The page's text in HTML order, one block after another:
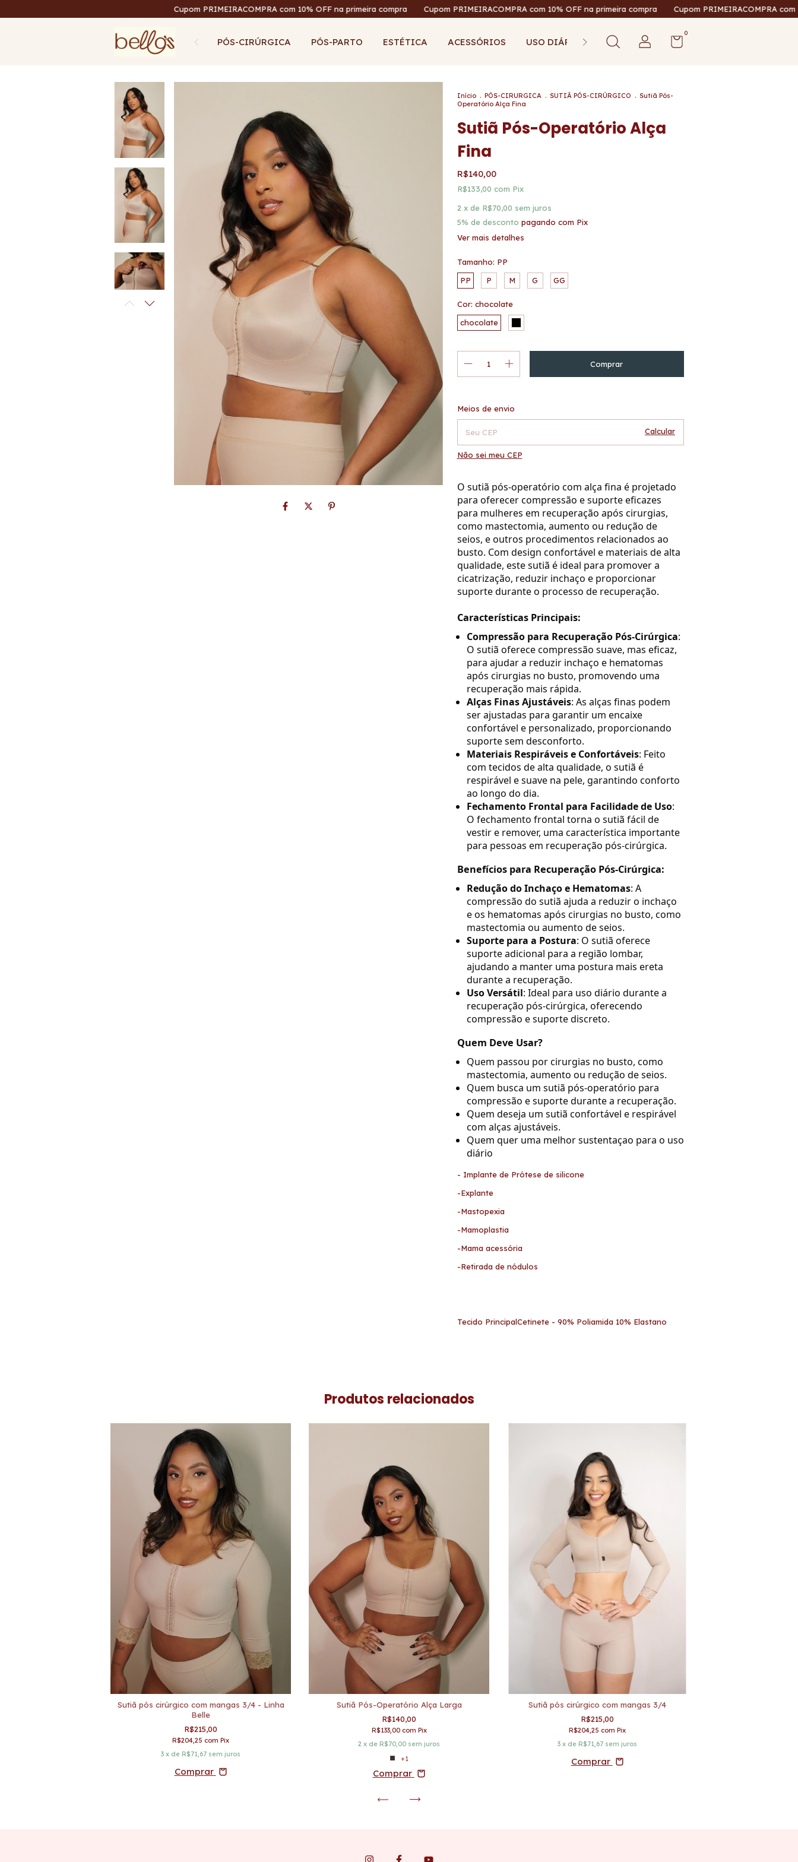
Cupom PRIMEIRACOMPRA com 10% OFF na primeira compra Cupom PRIMEIRACOMPRA com 10% OFF na primeira compra Cupom PRIMEIRACOMPRA com 10% OFF
PÓS-CIRÚRGICA PÓS-PARTO ESTÉTICA ACESSÓRIOS USO DIÁRIO MASCULINA Política de Privacidade
0
Início . PÓS-CIRURGICA . SUTIÃ PÓS-CIRÚRGICO . Sutiã Pós-
Operatório Alça Fina
Sutiã Pós-Operatório Alça
Fina
R$140,00
R$133,00 com Pix
2 x de R$70,00 sem juros
5% de desconto pagando com Pix
Ver mais detalhes
Tamanho: PP
PP
P M G GG
Cor: chocolate
chocolate
Entregas para o CEP:
Meios de envio
Calcular
Não sei meu CEP
O sutiã pós-operatório com alça fina é projetado
para oferecer compressão e suporte eficazes
para mulheres em recuperação após cirurgias,
como mastectomia, aumento ou redução de
seios, e outros procedimentos relacionados ao
busto. Com design confortável e materiais de alta
qualidade, este sutiã é ideal para promover a
cicatrização, reduzir inchaço e proporcionar
suporte durante o processo de recuperação.
Características Principais:
Compressão para Recuperação Pós-Cirúrgica:
O sutiã oferece compressão suave, mas eficaz,
para ajudar a reduzir inchaço e hematomas
após cirurgias no busto, promovendo uma
recuperação mais rápida.
Alças Finas Ajustáveis: As alças finas podem
ser ajustadas para garantir um encaixe
confortável e personalizado, proporcionando
suporte sem desconforto.
Materiais Respiráveis e Confortáveis: Feito
com tecidos de alta qualidade, o sutiã é
respirável e suave na pele, garantindo conforto
ao longo do dia.
Fechamento Frontal para Facilidade de Uso:
O fechamento frontal torna o sutiã fácil de
vestir e remover, uma característica importante
para pessoas em recuperação pós-cirúrgica.
Benefícios para Recuperação Pós-Cirúrgica:
Redução do Inchaço e Hematomas: A
compressão do sutiã ajuda a reduzir o inchaço
e os hematomas após cirurgias no busto, como
mastectomia ou aumento de seios.
Suporte para a Postura: O sutiã oferece
suporte adicional para a região lombar,
ajudando a manter uma postura mais ereta
durante a recuperação.
Uso Versátil: Ideal para uso diário durante a
recuperação pós-cirúrgica, oferecendo
compressão e suporte discreto.
Quem Deve Usar?
Quem passou por cirurgias no busto, como
mastectomia, aumento ou redução de seios.
Quem busca um sutiã pós-operatório para
compressão e suporte durante a recuperação.
Quem deseja um sutiã confortável e respirável
com alças ajustáveis.
Quem quer uma melhor sustentaçao para o uso
diário
- Implante de Prótese de silicone
-Explante
-Mastopexia
-Mamoplastia
-Mama acessória
-Retirada de nódulos
Tecido PrincipalCetinete - 90% Poliamida 10% Elastano
Produtos relacionados
Sutiã pós cirúrgico com mangas 3/4 - Linha
Belle
R$215,00
R$204,25 com Pix
3 x de R$71,67 sem juros
Comprar
Sutiã Pós-Operatório Alça Larga
R$140,00
R$133,00 com Pix
2 x de R$70,00 sem juros
+1
Comprar
Sutiã pós cirúrgico com mangas 3/4
R$215,00
R$204,25 com Pix
3 x de R$71,67 sem juros
Comprar